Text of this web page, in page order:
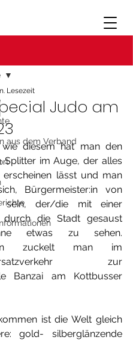
aus dem Verband
Judo am
Lesezeit
diesem hat man den
Splitter im Auge, der alles
erscheinen lässt und man
Bürgermeister:in von
sein, der/die mit einer
durch die Stadt gesaust
etwas zu sehen.
zuckelt man im
zur
Banzai am Kottbusser
ist die Welt gleich
gold- silberglänzende